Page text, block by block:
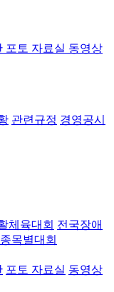
포토 자료실 동영상
관련규정 경영공시
체육대회 전국장애
목별대회
포토 자료실 동영상